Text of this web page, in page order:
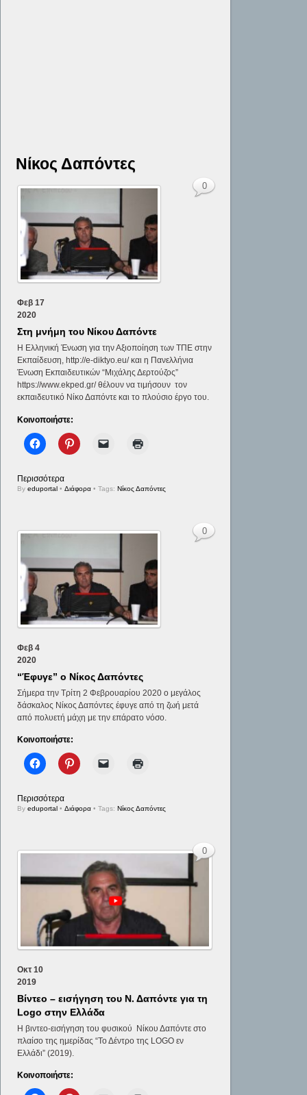
Νίκος Δαπόντες
Φεβ 17
2020
Στη μνήμη του Νίκου Δαπόντε
Η Ελληνική Ένωση για την Αξιοποίηση των ΤΠΕ στην
Εκπαίδευση, http://e-diktyo.eu/ και η Πανελλήνια
Ένωση Εκπαιδευτικών “Μιχάλης Δερτούζος”
https://www.ekped.gr/ θέλουν να τιμήσουν τον
εκπαιδευτικό Νίκο Δαπόντε και το πλούσιο έργο του.
Κοινοποιήστε:
Περισσότερα
Byeduportal • Διάφορα
0
• Tags:Νίκος Δαπόντες
Φεβ 4
2020
“Έφυγε” ο Νίκος Δαπόντες
Σήμερα την Τρίτη 2 Φεβρουαρίου 2020 ο μεγάλος
δάσκαλος Νίκος Δαπόντες έφυγε από τη ζωή μετά
από πολυετή μάχη με την επάρατο νόσο.
Κοινοποιήστε:
Περισσότερα
Byeduportal • Διάφορα
0
• Tags: Νίκος Δαπόντες
Οκτ 10
2019
Βίντεο – εισήγηση του Ν. Δαπόντε για τη
Logo στην Ελλάδα
Η βιντεο-εισήγηση του φυσικού Νίκου Δαπόντε στο
πλαίσο της ημερίδας “Το Δέντρο της LOGO εν
Ελλάδι” (2019).
Κοινοποιήστε:
0